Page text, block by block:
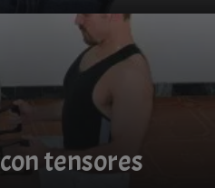
tensores